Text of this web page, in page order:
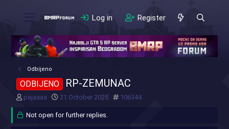
Log in Register
Odbijeno
ODBIJENO RP-ZEMUNAC
T
r
pajaaaa
S
a
21 October 2025 #106344
Not open for further replies.